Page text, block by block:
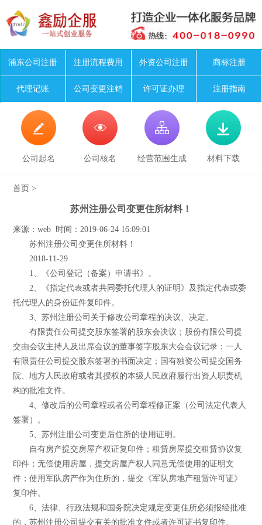
浦东公司注册 注册流程费用 外资公司注册 商标注册
代理记账 公司变更注销 许可证办理 注册指南

公司起名

公司核名

经营范围生成

材料下载
首页 >
苏州注册公司变更住所材料！
来源：web 时间：2019-06-24 16:09:01
苏州注册公司变更住所材料！
2018-11-29
1、《公司登记（备案）申请书》。
2、《指定代表或者共同委托代理人的证明》及指定代表或委
托代理人的身份证件复印件。
3、苏州注册公司关于修改公司章程的决议、决定。
有限责任公司提交股东签署的股东会决议；股份有限公司提
交由会议主持人及出席会议的董事签字股东大会会议记录；一人
有限责任公司提交股东签署的书面决定；国有独资公司提交国务
院、地方人民政府或者其授权的本级人民政府履行出资人职责机
构的批准文件。
4、修改后的公司章程或者公司章程修正案（公司法定代表人
签署）。
5、苏州注册公司变更后住所的使用证明。
自有房产提交房屋产权证复印件；租赁房屋提交租赁协议复
印件；无偿使用房屋，提交房屋产权人同意无偿使用的证明文
件；使用军队房产作为住所的，提交《军队房地产租赁许可证》
复印件。
6、法律、行政法规和国务院决定规定变更住所必须报经批准
的，苏州注册公司提交有关的批准文件或者许可证书复印件。